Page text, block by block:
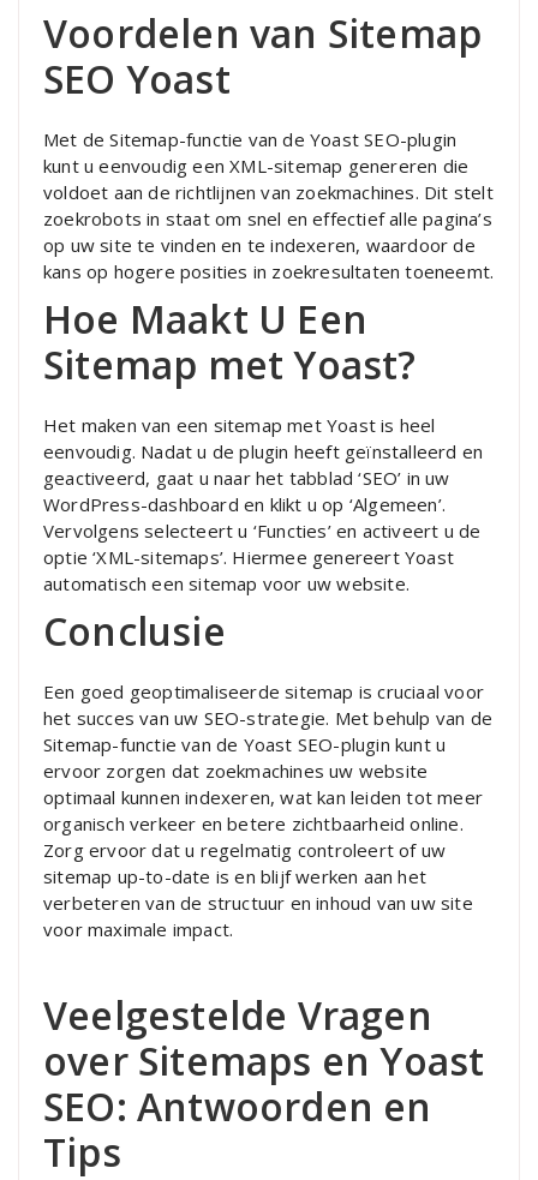
Voordelen van Sitemap
SEO Yoast
Met de Sitemap-functie van de Yoast SEO-plugin
kunt u eenvoudig een XML-sitemap genereren die
voldoet aan de richtlijnen van zoekmachines. Dit stelt
zoekrobots in staat om snel en effectief alle pagina’s
op uw site te vinden en te indexeren, waardoor de
kans op hogere posities in zoekresultaten toeneemt.
Hoe Maakt U Een
Sitemap met Yoast?
Het maken van een sitemap met Yoast is heel
eenvoudig. Nadat u de plugin heeft geïnstalleerd en
geactiveerd, gaat u naar het tabblad ‘SEO’ in uw
WordPress-dashboard en klikt u op ‘Algemeen’.
Vervolgens selecteert u ‘Functies’ en activeert u de
optie ‘XML-sitemaps’. Hiermee genereert Yoast
automatisch een sitemap voor uw website.
Conclusie
Een goed geoptimaliseerde sitemap is cruciaal voor
het succes van uw SEO-strategie. Met behulp van de
Sitemap-functie van de Yoast SEO-plugin kunt u
ervoor zorgen dat zoekmachines uw website
optimaal kunnen indexeren, wat kan leiden tot meer
organisch verkeer en betere zichtbaarheid online.
Zorg ervoor dat u regelmatig controleert of uw
sitemap up-to-date is en blijf werken aan het
verbeteren van de structuur en inhoud van uw site
voor maximale impact.
Veelgestelde Vragen
over Sitemaps en Yoast
SEO: Antwoorden en
Tips